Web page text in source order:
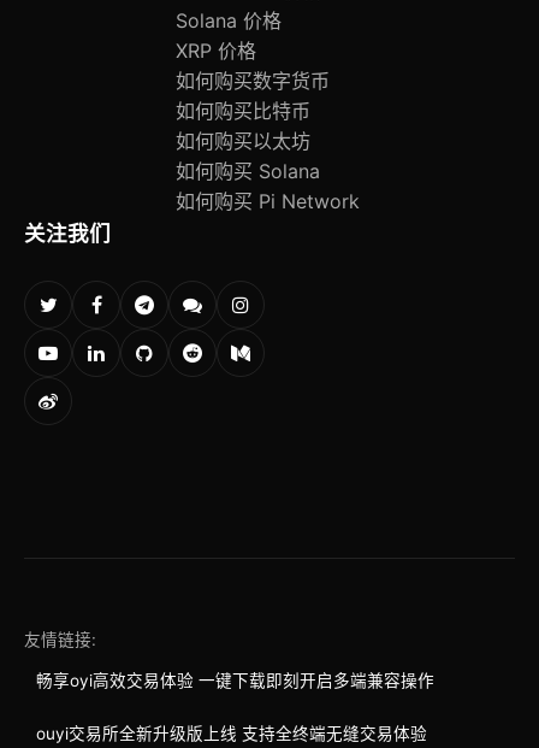
关注我们
Solana 价格
XRP 价格
如何购买数字货币
如何购买比特币
如何购买以太坊
如何购买 Solana
如何购买 Pi Network
友情链接:
畅享oyi高效交易体验 一键下载即刻开启多端兼容操作
ouyi交易所全新升级版上线 支持全终端无缝交易体验